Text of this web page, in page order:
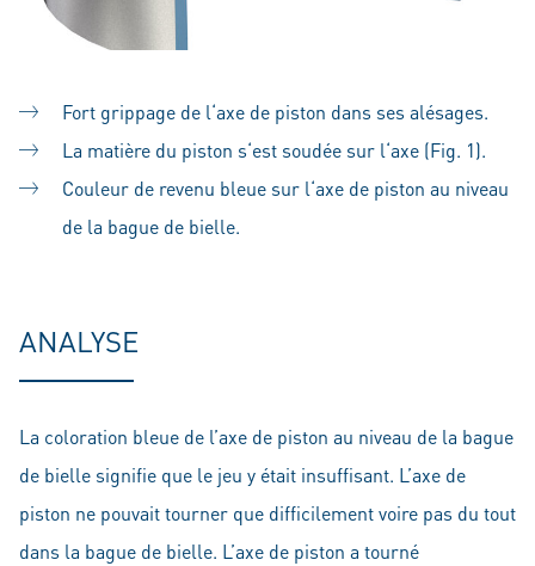
Fort grippage de l‘axe de piston dans ses alésages.
La matière du piston s‘est soudée sur l‘axe (Fig. 1).
Couleur de revenu bleue sur l‘axe de piston au niveau
de la bague de bielle.
ANALYSE
La coloration bleue de l’axe de piston au niveau de la bague
de bielle signifie que le jeu y était insuffisant. L’axe de
piston ne pouvait tourner que difficilement voire pas du tout
dans la bague de bielle. L’axe de piston a tourné